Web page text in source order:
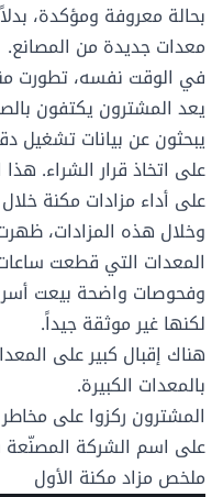
بحالة معروفة ومؤكدة،
معدات جديدة من المصانع.
في الوقت نفسه، تطورت
يعد المشترون يكتفون
يبحثون عن بيانات تشغيل
على اتخاذ قرار الشراء.
على أداء مزادات مكنة خلال عام
وخلال هذه المزادات،
المعدات التي قطعت
وفحوصات واضحة بيعت
لكنها غير موثقة جيداً.
هناك إقبال كبير على
بالمعدات الكبيرة.
المشترون ركزوا على مخاطر
على اسم الشركة المصنّعة
ملخص مزاد مكنة الأول